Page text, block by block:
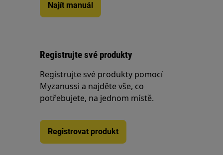
Najít manuál
Registrujte své produkty
Registrujte své produkty pomocí
Myzanussi a najděte vše, co
potřebujete, na jednom místě.
Registrovat produkt